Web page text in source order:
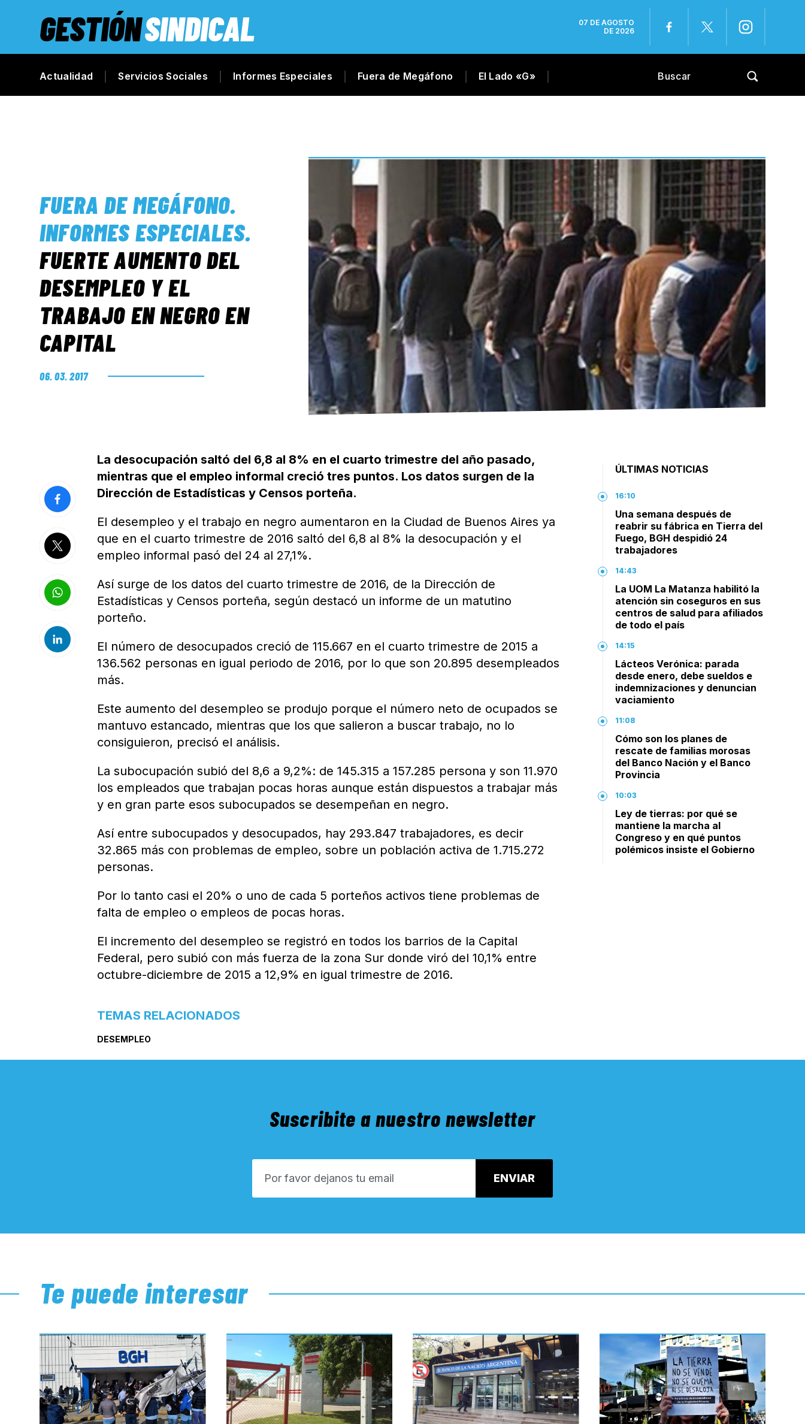
GESTIÓNSINDICAL
07 DE AGOSTO
DE 2026
Actualidad Servicios Sociales Informes Especiales Fuera de Megáfono El Lado «G»
FUERA DE MEGÁFONO.
INFORMES ESPECIALES.
FUERTE AUMENTO DEL
DESEMPLEO Y EL
TRABAJO EN NEGRO EN
CAPITAL
06. 03. 2017
La desocupación saltó del 6,8 al 8% en el cuarto trimestre del año pasado,
mientras que el empleo informal creció tres puntos. Los datos surgen de la
Dirección de Estadísticas y Censos porteña.
El desempleo y el trabajo en negro aumentaron en la Ciudad de Buenos Aires ya
que en el cuarto trimestre de 2016 saltó del 6,8 al 8% la desocupación y el
empleo informal pasó del 24 al 27,1%.
Así surge de los datos del cuarto trimestre de 2016, de la Dirección de
Estadísticas y Censos porteña, según destacó un informe de un matutino
porteño.
El número de desocupados creció de 115.667 en el cuarto trimestre de 2015 a
136.562 personas en igual periodo de 2016, por lo que son 20.895 desempleados
más.
Este aumento del desempleo se produjo porque el número neto de ocupados se
mantuvo estancado, mientras que los que salieron a buscar trabajo, no lo
consiguieron, precisó el análisis.
La subocupación subió del 8,6 a 9,2%: de 145.315 a 157.285 persona y son 11.970
los empleados que trabajan pocas horas aunque están dispuestos a trabajar más
y en gran parte esos subocupados se desempeñan en negro.
Así entre subocupados y desocupados, hay 293.847 trabajadores, es decir
32.865 más con problemas de empleo, sobre un población activa de 1.715.272
personas.
Por lo tanto casi el 20% o uno de cada 5 porteños activos tiene problemas de
falta de empleo o empleos de pocas horas.
El incremento del desempleo se registró en todos los barrios de la Capital
Federal, pero subió con más fuerza de la zona Sur donde viró del 10,1% entre
octubre-diciembre de 2015 a 12,9% en igual trimestre de 2016.
TEMAS RELACIONADOS
DESEMPLEO
ÚLTIMAS NOTICIAS
16:10
Una semana después de
reabrir su fábrica en Tierra del
Fuego, BGH despidió 24
trabajadores
14:43
La UOM La Matanza habilitó la
atención sin coseguros en sus
centros de salud para afiliados
de todo el país
14:15
Lácteos Verónica: parada
desde enero, debe sueldos e
indemnizaciones y denuncian
vaciamiento
11:08
Cómo son los planes de
rescate de familias morosas
del Banco Nación y el Banco
Provincia
10:03
Ley de tierras: por qué se
mantiene la marcha al
Congreso y en qué puntos
polémicos insiste el Gobierno
Suscribite a nuestro newsletter
Te puede interesar